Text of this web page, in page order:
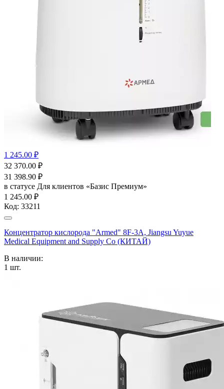
1 245.00 ₽
32 370.00 ₽
31 398.90 ₽
в статусе Для клиентов «Базис Премиум»
1 245.00 ₽
Код: 33211
Концентратор кислорода "Armed" 8F-3А, Jiangsu Yuyue
Medical Equipment and Supply Co (КИТАЙ)
В наличии:
1 шт.